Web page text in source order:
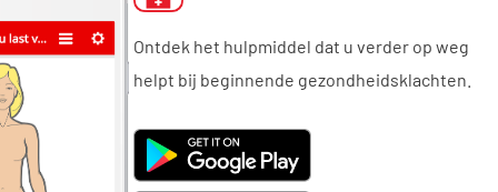
Ontdek het hulpmiddel dat u verder op weg
helpt bij beginnende gezondheidsklachten.